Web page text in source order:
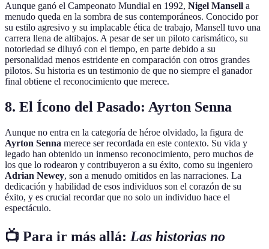
Aunque ganó el Campeonato Mundial en 1992, Nigel Mansell a
menudo queda en la sombra de sus contemporáneos. Conocido por
su estilo agresivo y su implacable ética de trabajo, Mansell tuvo una
carrera llena de altibajos. A pesar de ser un piloto carismático, su
notoriedad se diluyó con el tiempo, en parte debido a su
personalidad menos estridente en comparación con otros grandes
pilotos. Su historia es un testimonio de que no siempre el ganador
final obtiene el reconocimiento que merece.
8. El Ícono del Pasado: Ayrton Senna
Aunque no entra en la categoría de héroe olvidado, la figura de
Ayrton Senna merece ser recordada en este contexto. Su vida y
legado han obtenido un inmenso reconocimiento, pero muchos de
los que lo rodearon y contribuyeron a su éxito, como su ingeniero
Adrian Newey, son a menudo omitidos en las narraciones. La
dedicación y habilidad de esos individuos son el corazón de su
éxito, y es crucial recordar que no solo un individuo hace el
espectáculo.
📺 Para ir más allá: Las historias no